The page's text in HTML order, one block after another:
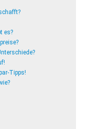
es?
Tipps!